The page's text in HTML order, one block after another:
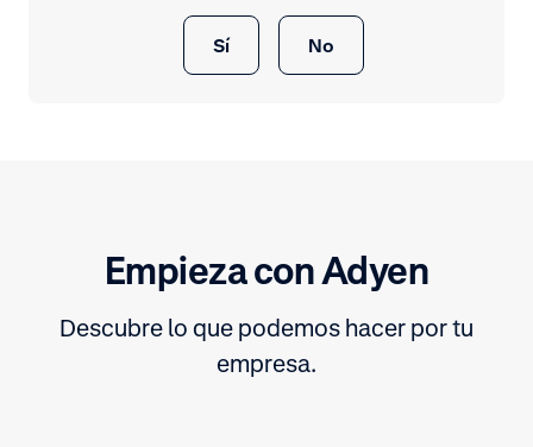
Sí No
Empieza con Adyen
Descubre lo que podemos hacer por tu
empresa.